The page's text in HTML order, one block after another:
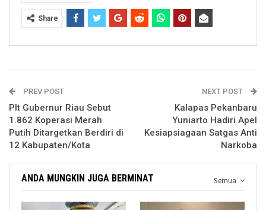
Share
PREV POST
Plt Gubernur Riau Sebut
1.862 Koperasi Merah
Putih Ditargetkan Berdiri di
12 Kabupaten/Kota
NEXT POST
Kalapas Pekanbaru
Yuniarto Hadiri Apel
Kesiapsiagaan Satgas Anti
Narkoba
Semua
ANDA MUNGKIN JUGA BERMINAT